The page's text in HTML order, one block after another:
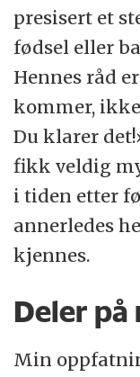
presisert et
fødsel eller
Hennes råd
kommer,
Du klarer
fikk veldig
i tiden etter
annerledes
kjennes.
Deler på
Min